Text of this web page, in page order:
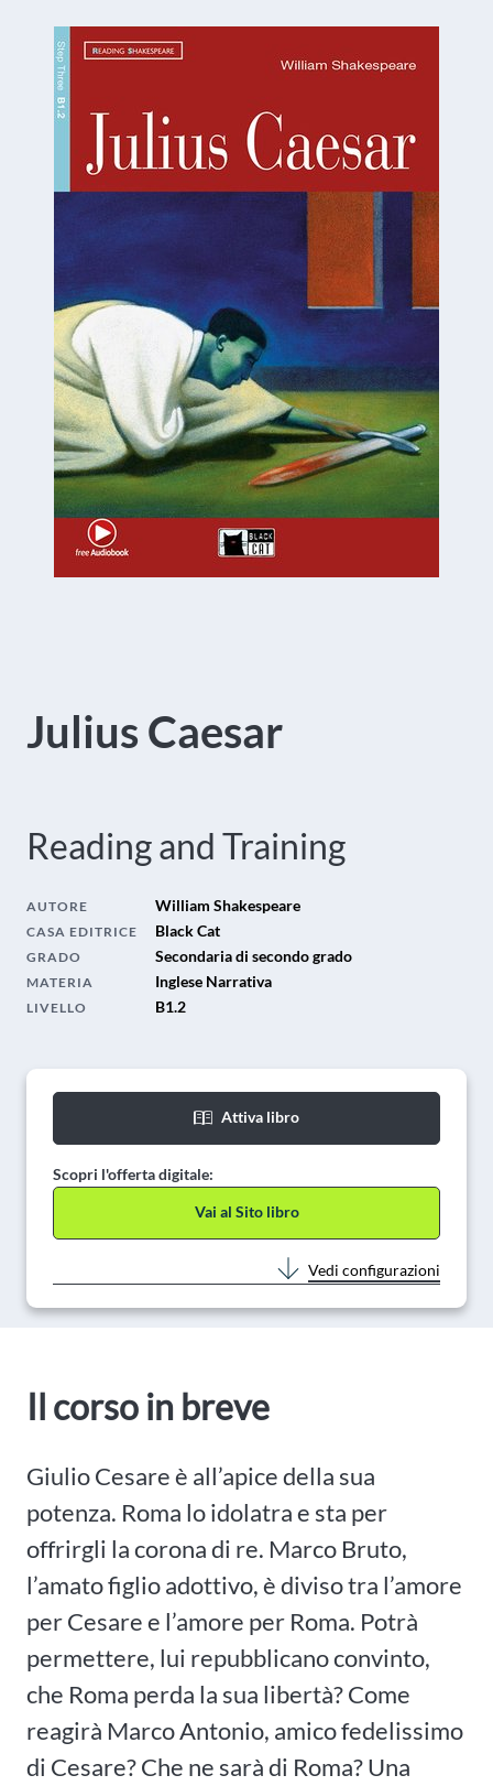
Julius Caesar
Reading and Training
AUTORE William Shakespeare
CASA EDITRICE Black Cat
GRADO Secondaria di secondo grado
MATERIA Inglese Narrativa
LIVELLO B1.2
Attiva libro
Scopri l'offerta digitale:
Vai al Sito libro
Vedi configurazioni
Il corso in breve
Giulio Cesare è all’apice della sua
potenza. Roma lo idolatra e sta per
offrirgli la corona di re. Marco Bruto,
l’amato figlio adottivo, è diviso tra l’amore
per Cesare e l’amore per Roma. Potrà
permettere, lui repubblicano convinto,
che Roma perda la sua libertà? Come
reagirà Marco Antonio, amico fedelissimo
di Cesare? Che ne sarà di Roma? Una